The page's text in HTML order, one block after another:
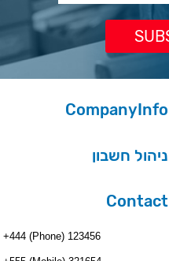
CompanyInfo
ניהול חשבון
Contact
+444 (Phone) 123456